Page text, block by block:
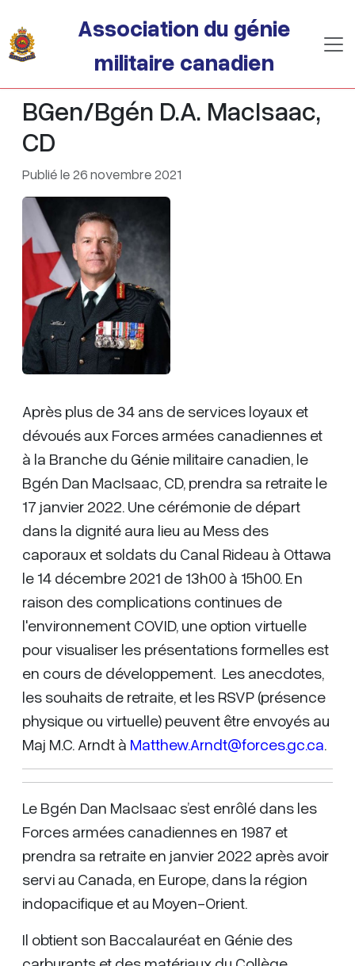
Association du génie
militaire canadien
BGen/Bgén D.A. MacIsaac,
CD
Publié le 26 novembre 2021
Après plus de 34 ans de services loyaux et
dévoués aux Forces armées canadiennes et
à la Branche du Génie militaire canadien, le
Bgén Dan MacIsaac, CD, prendra sa retraite le
17 janvier 2022. Une cérémonie de départ
dans la dignité aura lieu au Mess des
caporaux et soldats du Canal Rideau à Ottawa
le 14 décembre 2021 de 13h00 à 15h00. En
raison des complications continues de
l'environnement COVID, une option virtuelle
pour visualiser les présentations formelles est
en cours de développement. Les anecdotes,
les souhaits de retraite, et les RSVP (présence
physique ou virtuelle) peuvent être envoyés au
Maj M.C. Arndt à Matthew.Arndt@forces.gc.ca.
Le Bgén Dan MacIsaac s’est enrôlé dans les
Forces armées canadiennes en 1987 et
prendra sa retraite en janvier 2022 après avoir
servi au Canada, en Europe, dans la région
indopacifique et au Moyen-Orient.
Il obtient son Baccalauréat en Génie des